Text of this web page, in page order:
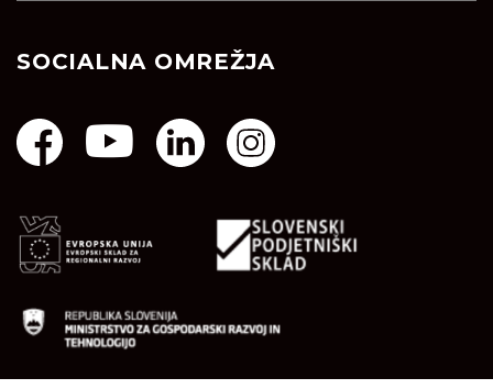
SOCIALNA OMREŽJA
Naložbo je podprl Javni Sklad Republike Slovenije za